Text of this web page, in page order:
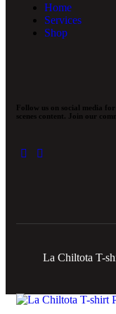
Home
Services
Shop
Follow us on social media
scenes content. Join our
La Chiltota T-